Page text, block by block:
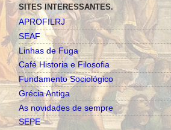
SITES INTERESSANTES.
APROFILRJ
SEAF
Linhas de Fuga
Café Historia e Filosofia
Fundamento Sociológico
Grécia Antiga
As novidades de sempre
SEPE